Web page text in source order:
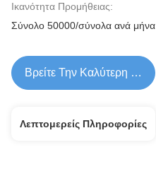
Ικανότητα Προμήθειας:
Σύνολο 50000/σύνολα ανά μήνα
Βρείτε Την Καλύτερη Τιμή
Λεπτομερείς Πληροφορίες